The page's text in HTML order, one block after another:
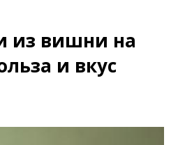
из вишни на
и вкус